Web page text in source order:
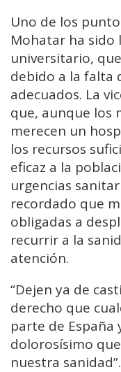
Uno de los
Mohatar ha
universitario,
debido a la falta
adecuados. La
que, aunque los
merecen un
los recursos
eficaz a la
urgencias
recordado que
obligadas a
recurrir a la
atención.
“Dejen ya de
derecho que
parte de España
dolorosísimo
nuestra sanidad”.